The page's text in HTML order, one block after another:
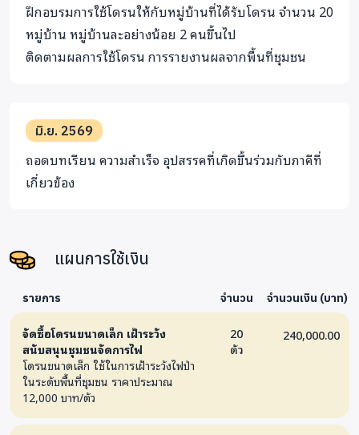
ฝึกอบรมการใช้โดรนให้กับหมู่บ้านที่ได้รับโดรน จำนวน 20
หมู่บ้าน หมู่บ้านละอย่างน้อย 2 คนขึ้นไป
ติดตามผลการใช้โดรน การรายงานผลจากพื้นที่ชุมชน
มิ.ย. 2569
ถอดบทเรียน ความสำเร็จ อุปสรรคที่เกิดขึ้นร่วมกับภาคีที่
เกี่ยวข้อง
แผนการใช้เงิน
รายการ จำนวน จำนวนเงิน (บาท)
จัดซื้อโดรนขนาดเล็ก เฝ้าระวัง
สนับสนุนชุมชนจัดการไฟ
โดรนขนาดเล็ก ใช้ในการเฝ้าระวังไฟป่า
ในระดับพื้นที่ชุมชน ราคาประมาณ
12,000 บาท/ตัว
20
ตัว
240,000.00